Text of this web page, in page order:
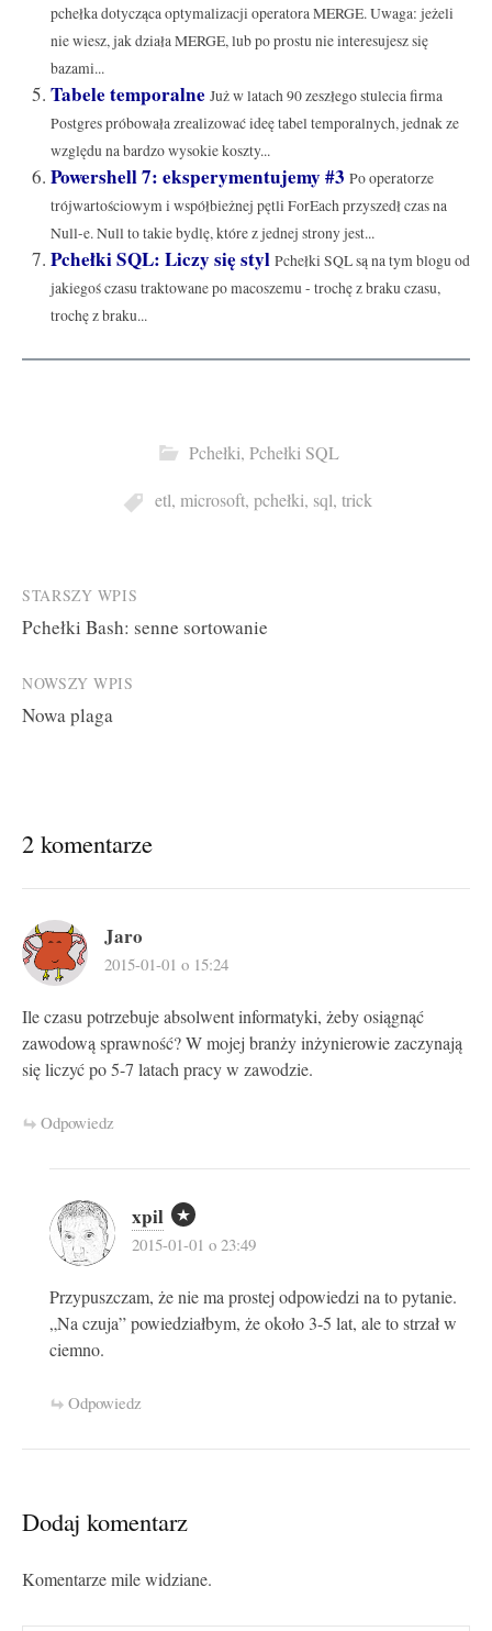
pchełka dotycząca optymalizacji operatora MERGE. Uwaga: jeżeli
nie wiesz, jak działa MERGE, lub po prostu nie interesujesz się
bazami...
Tabele temporalne Już w latach 90 zeszłego stulecia firma
Postgres próbowała zrealizować ideę tabel temporalnych, jednak ze
względu na bardzo wysokie koszty...
Powershell 7: eksperymentujemy #3 Po operatorze
trójwartościowym i współbieżnej pętli ForEach przyszedł czas na
Null-e. Null to takie bydlę, które z jednej strony jest...
Pchełki SQL: Liczy się styl Pchełki SQL są na tym blogu od
jakiegoś czasu traktowane po macoszemu - trochę z braku czasu,
trochę z braku...
Pchełki, Pchełki SQL
etl, microsoft, pchełki, sql, trick
Post
navigation
STARSZY WPIS
Pchełki Bash: senne sortowanie
NOWSZY WPIS
Nowa plaga
2 komentarze
Jaro
2015-01-01 o 15:24
Ile czasu potrzebuje absolwent informatyki, żeby osiągnąć
zawodową sprawność? W mojej branży inżynierowie zaczynają
się liczyć po 5-7 latach pracy w zawodzie.
Odpowiedz
xpil
2015-01-01 o 23:49
Przypuszczam, że nie ma prostej odpowiedzi na to pytanie.
„Na czuja” powiedziałbym, że około 3-5 lat, ale to strzał w
ciemno.
Odpowiedz
Dodaj komentarz
Komentarze mile widziane.